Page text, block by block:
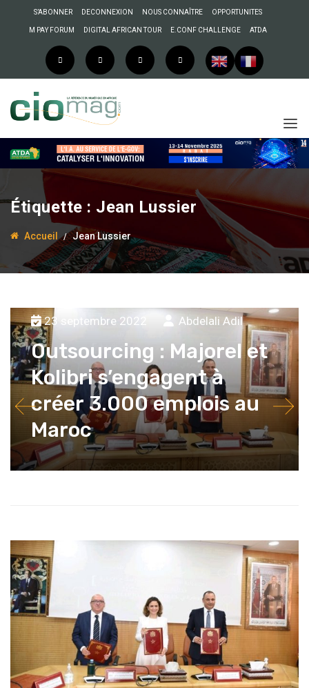
S’ABONNER DECONNEXION NOUS CONNAÎTRE OPPORTUNITES
M PAY FORUM DIGITAL AFRICAN TOUR E.CONF CHALLENGE ATDA
Étiquette : Jean Lussier
Accueil Jean Lussier
23 septembre 2022 Abdelali Adil
Outsourcing : Majorel et
Kolibri s’engagent à
créer 3.000 emplois au
Maroc